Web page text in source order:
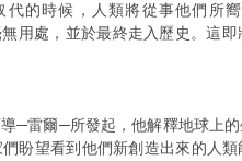
代的時候，人類將從事他們所
用處，並於最終走入歷史。這
─雷爾─所發起，他解釋地球上
盼望看到他們新創造出來的人